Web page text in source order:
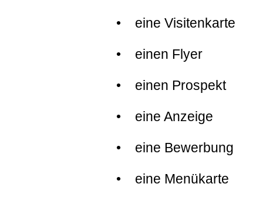
• eine Visitenkarte
• einen Flyer
• einen Prospekt
• eine Anzeige
• eine Bewerbung
• eine Menükarte